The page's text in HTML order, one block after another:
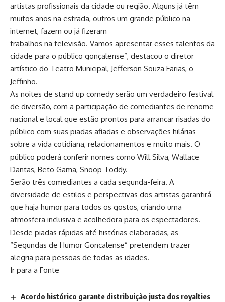
artistas profissionais da cidade ou região. Alguns já têm
muitos anos na estrada, outros um grande público na
internet, fazem ou já fizeram
trabalhos na televisão. Vamos apresentar esses talentos da
cidade para o público gonçalense”, destacou o diretor
artístico do Teatro Municipal, Jefferson Souza Farias, o
Jeffinho.
As noites de stand up comedy serão um verdadeiro festival
de diversão, com a participação de comediantes de renome
nacional e local que estão prontos para arrancar risadas do
público com suas piadas afiadas e observações hilárias
sobre a vida cotidiana, relacionamentos e muito mais. O
público poderá conferir nomes como Will Silva, Wallace
Dantas, Beto Gama, Snoop Toddy.
Serão três comediantes a cada segunda-feira. A
diversidade de estilos e perspectivas dos artistas garantirá
que haja humor para todos os gostos, criando uma
atmosfera inclusiva e acolhedora para os espectadores.
Desde piadas rápidas até histórias elaboradas, as
“Segundas de Humor Gonçalense” pretendem trazer
alegria para pessoas de todas as idades.
Ir para a Fonte
Acordo histórico garante distribuição justa dos royalties